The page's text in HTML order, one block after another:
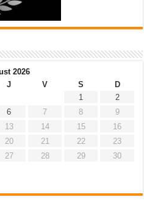
2026
J V S
D
1
2
6 7 8
9
13 14 15
16
20 21 22
23
27 28 29
30